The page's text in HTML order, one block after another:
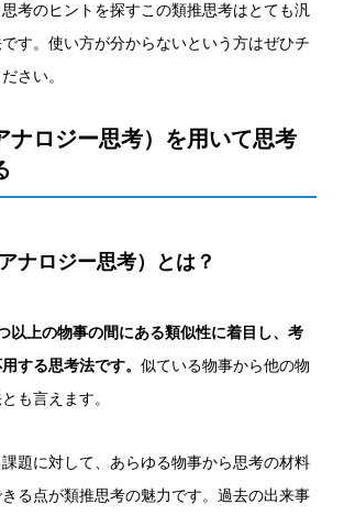
考のヒントを探すこの類推思考はとても汎
す。使い方が分からないという方はぜひチ
さい。
ナロジー思考）を用いて思考
ナロジー思考）とは？
以上の物事の間にある類似性に着目し、考
する思考法です。 似ている物事から他の物
も言えます。
題に対して、あらゆる物事から思考の材料
る点が類推思考の魅力です。過去の出来事